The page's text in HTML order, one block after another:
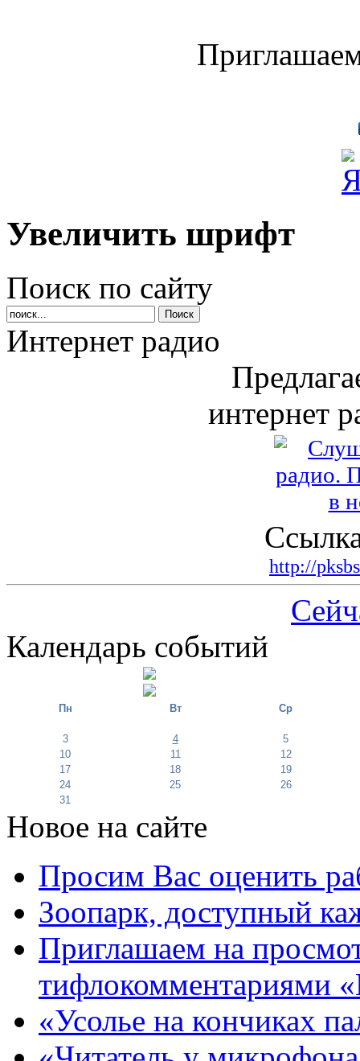
Увеличить шрифт
Поиск по сайту
Интернет радио
интернет
http://
Календарь событий
Пн Вт Ср
3 4
5
10
11
12
17
18
19
24
25
26
31
Новое на сайте
Просим Вас оценить
Зоопарк, доступный
Приглашаем на
тифлокомментариями
«Усолье на кончиках